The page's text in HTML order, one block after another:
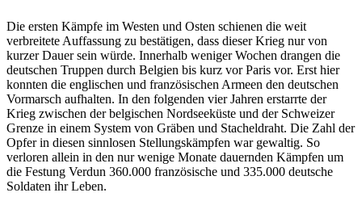
Die ersten Kämpfe im Westen und Osten schienen die weit
verbreitete Auffassung zu bestätigen, dass dieser Krieg nur von
kurzer Dauer sein würde. Innerhalb weniger Wochen drangen die
deutschen Truppen durch Belgien bis kurz vor Paris vor. Erst hier
konnten die englischen und französischen Armeen den deutschen
Vormarsch aufhalten. In den folgenden vier Jahren erstarrte der
Krieg zwischen der belgischen Nordseeküste und der Schweizer
Grenze in einem System von Gräben und Stacheldraht. Die Zahl der
Opfer in diesen sinnlosen Stellungskämpfen war gewaltig. So
verloren allein in den nur wenige Monate dauernden Kämpfen um
die Festung Verdun 360.000 französische und 335.000 deutsche
Soldaten ihr Leben.